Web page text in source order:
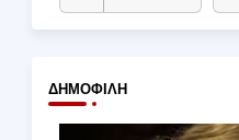
ΔΗΜΟΦΙΛΉ